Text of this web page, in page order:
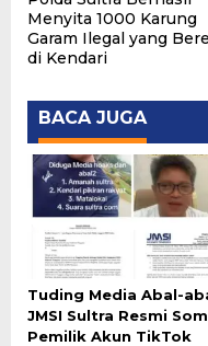
pos
Menyita 1000 Karung
Garam Ilegal yang
di Kendari
BACA JUGA
Tuding Media Abal-
JMSI Sultra Resmi
Pemilik Akun TikTok